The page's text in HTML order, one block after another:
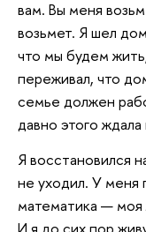
вам. Вы меня
возьмет. Я шел
что мы будем
переживал, что
семье должен
давно этого
Я восстановился
не уходил. У меня
математика — моя
И я до сих пор